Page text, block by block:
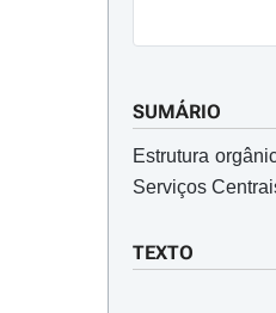
SUMÁRIO
Estrutura
Serviços
TEXTO